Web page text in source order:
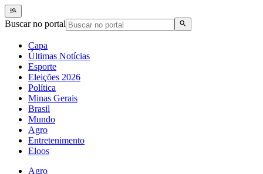
Buscar no portal
Capa
Últimas Notícias
Esporte
Eleições 2026
Política
Minas Gerais
Brasil
Mundo
Agro
Entretenimento
Eloos
Agro